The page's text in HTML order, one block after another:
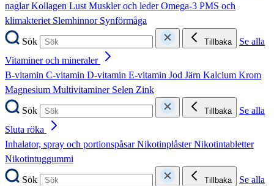
naglarKollagen LustMuskler och lederOmega-3 PMS och
klimakteriet Slemhinnor Synförmåga
Sök
Tillbaka
Se alla
Vitaminer och mineraler
B-vitamin C-vitamin D-vitamin E-vitamin Jod Järn Kalcium Krom
Magnesium Multivitaminer Selen Zink
Sök
Tillbaka
Se alla
Sluta röka
Inhalator, spray och portionspåsarNikotinplåsterNikotintabletter
Nikotintuggummi
Sök
Tillbaka
Se alla